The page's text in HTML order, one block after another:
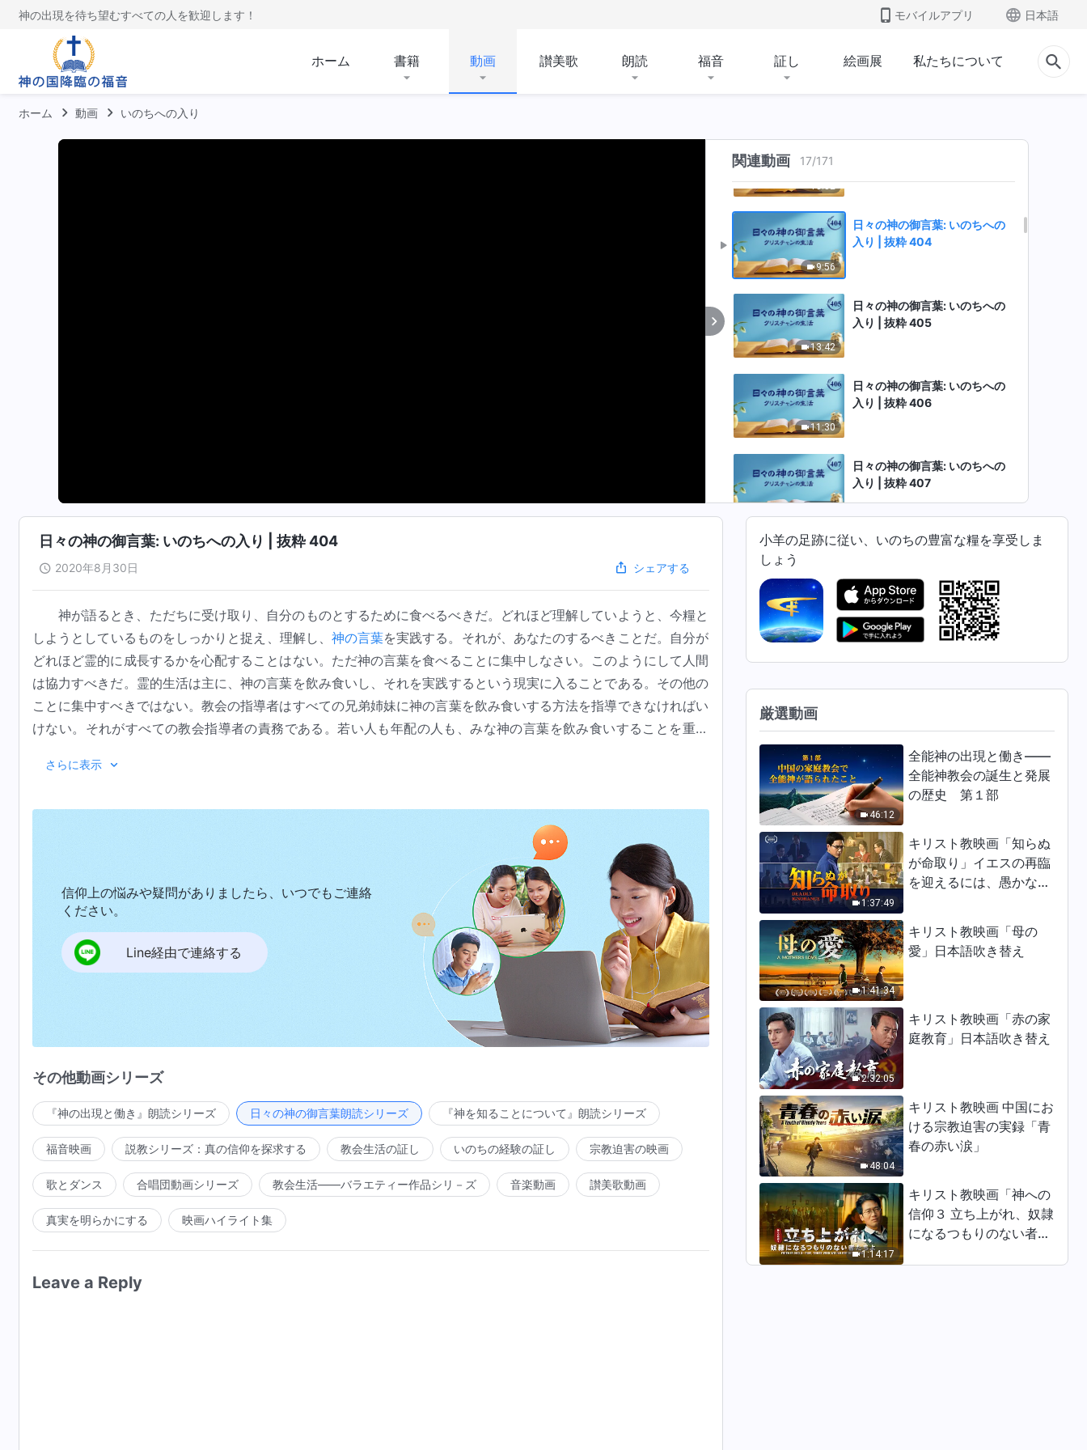
神の出現を待ち望むすべての人を歓迎します！ モバイルアプリ 日本語
ホーム 書籍 動画 讃美歌 朗読 福音 証し 絵画展 私たちについて
ホーム 動画 いのちへの入り
関連動画 17/171
日々の神の御言葉: いのちへの
18:32
日々の神の御言葉: いのちへの
9:56
日々の神の御言葉: いのちへの
入り | 抜粋 404
13:42
日々の神の御言葉: いのちへの
入り | 抜粋 405
11:30
日々の神の御言葉: いのちへの
入り | 抜粋 406
日々の神の御言葉: いのちへの
入り | 抜粋 407
9:22
日々の神の御言葉: いのちへの
日々の神の御言葉: いのちへの
入り | 抜粋 409
7:08
12:17
日々の神の御言葉: いのちへの
入り | 抜粋 411
日々の神の御言葉: いのちへの
入り | 抜粋 412
13:37
日々の神の御言葉: いのちへの
入り | 抜粋 413
9:56
日々の神の御言葉: いのちへの
入り | 抜粋 414
5:10
日々の神の御言葉: いのちへの
入り | 抜粋 415
14:53
日々の神の御言葉: いのちへの
入り | 抜粋 416
日々の神の御言葉: いのちへの
日々の神の御言葉: いのちへの入り | 抜粋 404
2020年8月30日 シェアする
神が語るとき、ただちに受け取り、自分のものとするために食べるべきだ。どれほど理解していようと、今糧と
しようとしているものをしっかりと捉え、理解し、 神の言葉を実践する。それが、あなたのするべきことだ。自分が
どれほど霊的に成長するかを心配することはない。ただ神の言葉を食べることに集中しなさい。このようにして人間
は協力すべきだ。霊的生活は主に、神の言葉を飲み食いし、それを実践するという現実に入ることである。その他の
ことに集中すべきではない。教会の指導者はすべての兄弟姉妹に神の言葉を飲み食いする方法を指導できなければい
けない。それがすべての教会指導者の責務である。若い人も年配の人も、みな神の言葉を飲み食いすることを重視
大抵の人は神の言葉を飲み食いしなければ生きていけないと感じ、いつであろうと、神の言葉が新たであると感じて
神は大変多くのことを話した。あなたはこれらについてどれほどを知っているのだろう。どれほど成長している
ており、責任を果たすことができていない。神の言葉をこれほど深くまで飲み食いしているか、どれほど受容できる
かを問わず、あなたは言葉を飲み食いする方法を知っていなければいけない。神の言葉を重要なものとみなし、それ
を飲み食いすることの重要性と必要性を理解していなければいけない。神はまことに多くのことを語ってきた。神の
言葉を飲み食いしなければ、また、神の言葉を求め、実践することがなければ、神を信じているとは言えない。神を
信じているのだから、神の言葉を飲み食いし、神の言葉を体験し、神の言葉を生きなければいけない。それだけが神
を信じるということなのだ。神を信じると言いながら、神の言葉について何も話せず、実践できないのなら、その人
は、神を信じているとは見なされない。それは「飢えを満たすためにパンを求め」ているのだ。つまらない証しや無
益な事がら、表面的な事がらだけを話して、現実的には何も得ていないならば、それは神への信仰ではない。そのよ
うであるなら、あなたは神を信じる正しい道を理解していない。なぜ神の言葉をもっと飲み食いしなければいけない
のか。神の言葉を飲み食いすることなく天に昇ることだけを求めるのは、信じていると言えるだろうか。神を信じる
者の第一歩は何か。神はどのような道を経て人間を完全にするのか。神の言葉を飲み食いすることなく完全にされる
にはどういうことなのか。神を信じる者は、少なくとも外に対しては、よい行いをしなければいけないが、最も大事
なことは、神の言葉を自分のものとしているということだ。どんな事情があろうと、決して神の言葉を離れることは
できない。神についての認識と、神の心の成就はすべて、神の言葉によって成し遂げられる。すべての国家、分派、
宗派、領域は、将来、言葉によって征服されるだろう。神が直接話をし、すべての人は神の言葉をその手につかむ。
それによって、人々は完全にされる。神の言葉はあらゆるところに行き渡る。人々は神の言葉を内に抱き、神の言葉
を語り、神の言葉のままに実践する。内面も外面も、人々は神の言葉に満たされ、そして人間は完全なものとされ
る。神の心を実践し、神の証人になれる者たちは神の言葉を現実のものとして得ている者たちである。
言葉の時代、つまり、千年神の国の時代に入ることが、今達成されつつある働きである。今からは、神の言葉に
ついての交流を行いなさい。神の言葉を飲み食いし、実践することによってのみ、あなたは神の言葉を示すことがで
きる。経験からくる言葉によってだけ、他の人々はあなたの言うことを信じるようになる。神の言葉をもたないのな
ら、誰も信じさせることはできない。神に用いられる者は、神の言葉を語れる。できないのなら、それは、聖霊があ
なたの内に働いておらず、あなたはまだ完全にされていないということだ。これが神の言葉の重要性である。あなた
の心には、神の言葉への渇きがあるだろうか。神の言葉への渇きを覚える者は、真理
に渇き、そうした人々だけが、
神の祝福を受ける。将来、神はあらゆる宗派・教派にもっと多くを語るだろう。神はまず、あなたがたの間で言葉を
述べて、あなたがたを完全にする。その後で、異邦人たちに語り、彼らを征服する。言葉により、すべての人は心か
的な性質もまた減じる。言葉は権威をもって人間に働き、神の光の中で人間を征服する。神がこの時代になす働き
は、神の働きの転機同様、すべて神の言葉の中にある。神の言葉を読まないなら、あなたは何も理解しない。自ら神
の言葉を飲み食いし、兄弟姉妹との交わり、実際の体験を通じて、神の言葉についての認識は包括的なものとなる。
そのようにしてはじめて、実際に神の言葉を生きることができる。
『神の出現と働き』「神の国の時代は言葉の時代である」（『言葉』第1巻）より
さらに表示
信仰上の悩みや疑問がありましたら、いつでもご連絡
ください。
Line経由で連絡する
その他動画シリーズ
『神の出現と働き』朗読シリーズ 日々の神の御言葉朗読シリーズ 『神を知ることについて』朗読シリーズ
福音映画 説教シリーズ：真の信仰を探求する 教会生活の証し いのちの経験の証し 宗教迫害の映画
歌とダンス 合唱団動画シリーズ 教会生活――バラエティー作品シリ－ズ 音楽動画 讃美歌動画
真実を明らかにする 映画ハイライト集
Leave a Reply
小羊の足跡に従い、いのちの豊富な糧を享受しま
しょう
厳選動画
46:12
全能神の出現と働き——
全能神教会の誕生と発展
の歴史 第１部
1:37:49
キリスト教映画「知らぬ
が命取り」イエスの再臨
を迎えるには、愚かな乙
1:41:34
キリスト教映画「母の
愛」日本語吹き替え
2:32:05
キリスト教映画「赤の家
庭教育」日本語吹き替え
48:04
キリスト教映画 中国にお
ける宗教迫害の実録「青
春の赤い涙」
1:14:17
キリスト教映画「神への
信仰３ 立ち上がれ、奴隷
になるつもりのない者た